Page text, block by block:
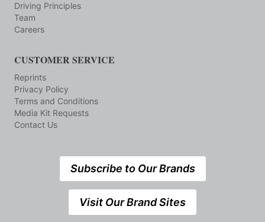
Driving Principles
Team
Careers
CUSTOMER SERVICE
Reprints
Privacy Policy
Terms and Conditions
Media Kit Requests
Contact Us
Subscribe to Our Brands
Visit Our Brand Sites